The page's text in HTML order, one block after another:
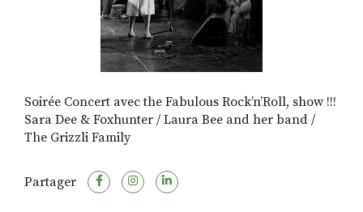
Soirée Concert avec the Fabulous Rock’n’Roll, show !!!
Sara Dee & Foxhunter / Laura Bee and her band /
The Grizzli Family
Partager